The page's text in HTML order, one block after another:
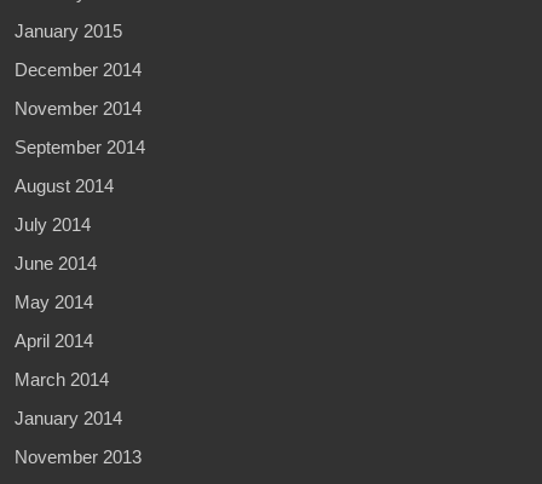
January 2015
December 2014
November 2014
September 2014
August 2014
July 2014
June 2014
May 2014
April 2014
March 2014
January 2014
November 2013